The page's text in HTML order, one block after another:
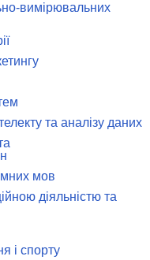
вимірювальних
та аналізу даних
мов
діяльністю та
і спорту